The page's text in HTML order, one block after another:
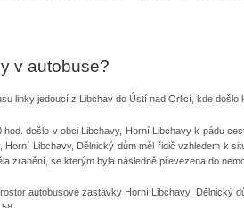
v autobuse?
linky jedoucí z Libchav do Ústí nad Orlicí, kde
hod. došlo v obci Libchavy, Horní Libchavy k pádu
Libchavy, Dělnický dům měl řidič vzhledem k
zranění, se kterým byla následně převezena do
autobusové zastávky Horní Libchavy, Dělnický